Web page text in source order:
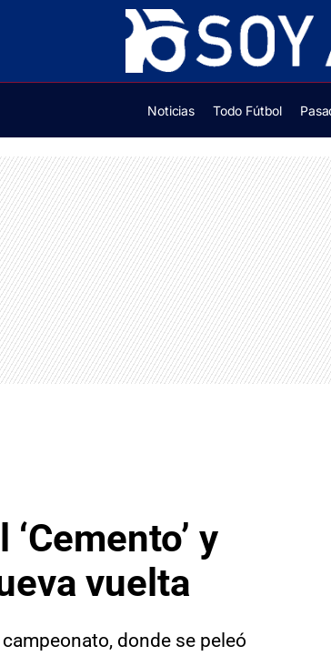
Noticias Todo Fútbol
y
vuelta
donde se peleó